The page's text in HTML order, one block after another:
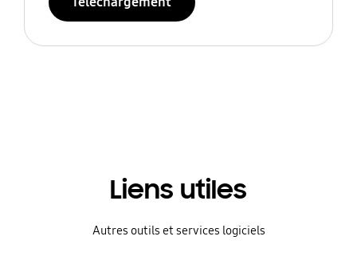
Liens utiles
Autres outils et services logiciels